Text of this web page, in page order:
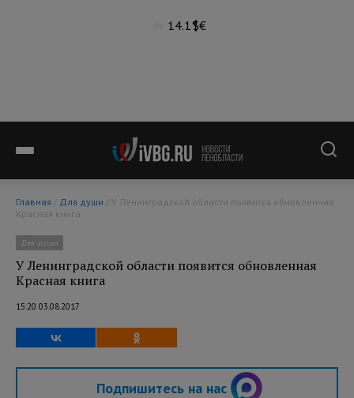
14.1°$€
Главная / Для души
Красная книга
Для души
У Ленинградской области появится обновленная
Красная книга
15:20 03.08.2017
Подпишитесь на нас